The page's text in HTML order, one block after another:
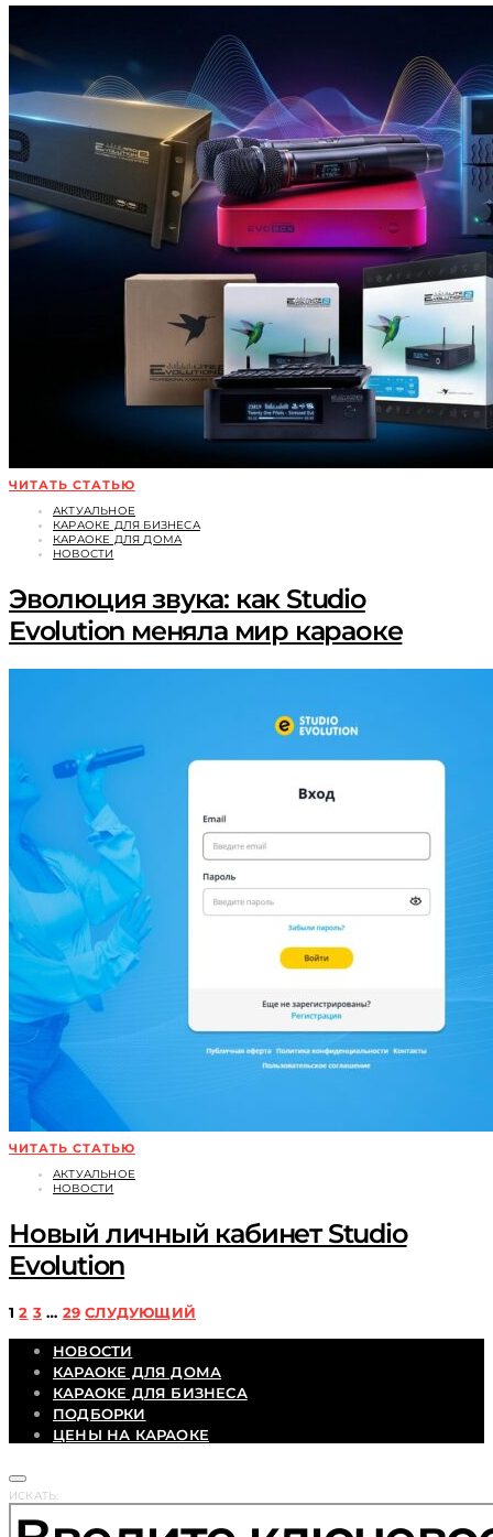
ЧИТАТЬ СТАТЬЮ
АКТУАЛЬНОЕ
КАРАОКЕ ДЛЯ БИЗНЕСА
КАРАОКЕ ДЛЯ ДОМА
НОВОСТИ
Эволюция звука: как Studio
Evolution меняла мир караоке
ЧИТАТЬ СТАТЬЮ
АКТУАЛЬНОЕ
НОВОСТИ
Новый личный кабинет Studio
Evolution
Пагинация
записей
1 2 3 … 29 СЛУДУЮЩИЙ
НОВОСТИ
КАРАОКЕ ДЛЯ ДОМА
КАРАОКЕ ДЛЯ БИЗНЕСА
ПОДБОРКИ
ЦЕНЫ НА КАРАОКЕ
ИСКАТЬ: